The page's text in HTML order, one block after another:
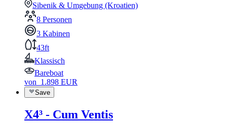
Sibenik & Umgebung (Kroatien)
8 Personen
3 Kabinen
43ft
Klassisch
Bareboat
von 1.898 EUR
Save
X4³ - Cum Ventis